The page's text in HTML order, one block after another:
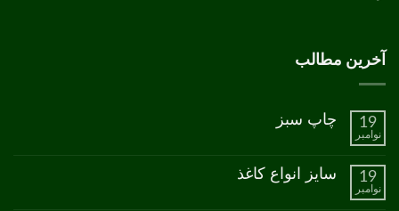
آخرین مطالب
19
نوامبر
چاپ سبز
چاپ
ثبت
نشده
19
نوامبر
سایز انواع کاغذ